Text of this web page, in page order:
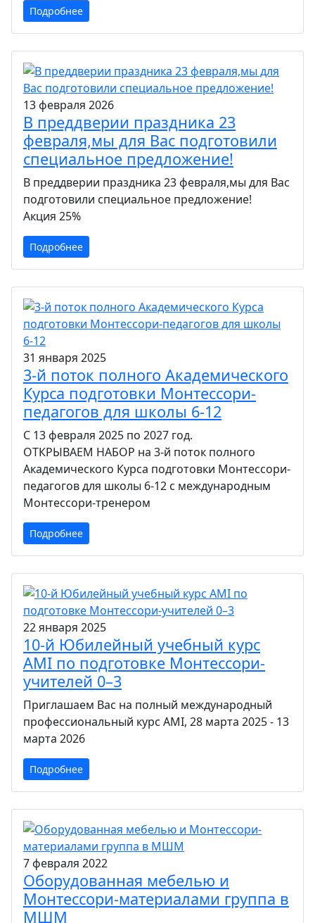
Подробнее
13 февраля 2026
В преддверии праздника 23
февраля,мы для Вас подготовили
специальное предложение!
В преддверии праздника 23 февраля,мы для Вас
подготовили специальное предложение!
Акция 25%
Подробнее
31 января 2025
3-й поток полного Академического
Курса подготовки Монтессори-
педагогов для школы 6-12
С 13 февраля 2025 по 2027 год.
ОТКРЫВАЕМ НАБОР на 3-й поток полного
Академического Курса подготовки Монтессори-
педагогов для школы 6-12 с международным
Монтессори-тренером
Подробнее
22 января 2025
10-й Юбилейный учебный курс
AMI по подготовке Монтессори-
учителей 0–3
Приглашаем Вас на полный международный
профессиональный курс AMI, 28 марта 2025 - 13
марта 2026
Подробнее
7 февраля 2022
Оборудованная мебелью и
Монтессори-материалами группа в
МШМ